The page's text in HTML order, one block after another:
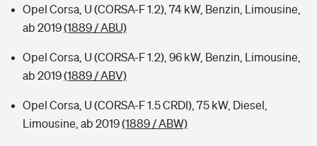
Opel Corsa, U (CORSA-F 1.2), 74 kW, Benzin, Limousine,
ab 2019(1889 / ABU)
Opel Corsa, U (CORSA-F 1.2), 96 kW, Benzin, Limousine,
ab 2019(1889 / ABV)
Opel Corsa, U (CORSA-F 1.5 CRDI), 75 kW, Diesel,
Limousine, ab 2019(1889 / ABW)